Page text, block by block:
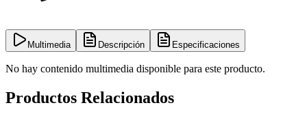
Multimedia Descripción Especificaciones
No hay contenido multimedia disponible para este producto.
Productos Relacionados